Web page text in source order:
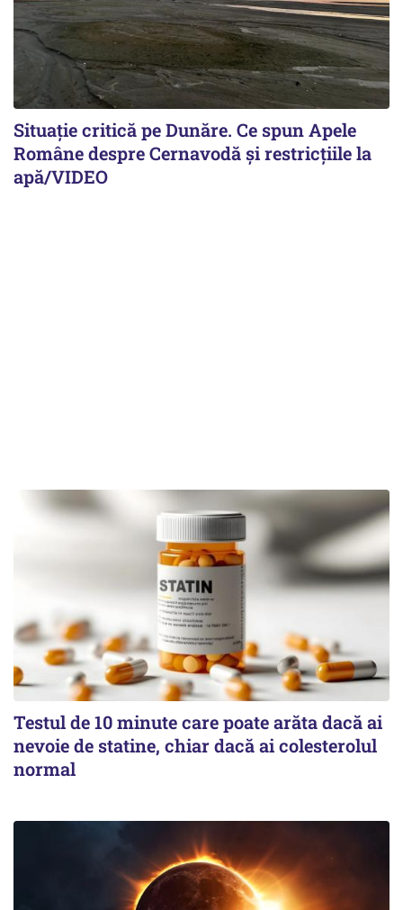
Situație critică pe Dunăre. Ce spun Apele
Române despre Cernavodă și restricțiile la
apă/VIDEO
Testul de 10 minute care poate arăta dacă ai
nevoie de statine, chiar dacă ai colesterolul
normal